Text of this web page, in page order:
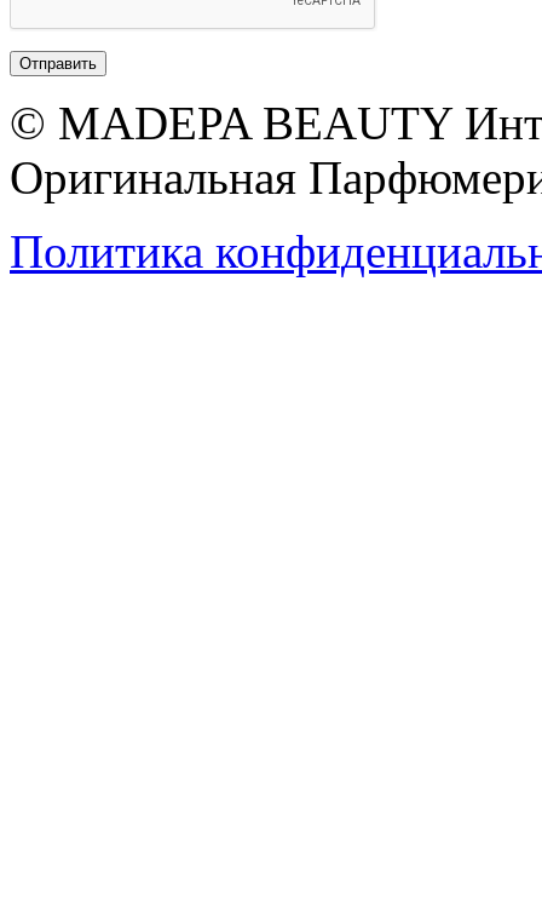
© MADEPA BEAUTY
Оригинальная
Политика